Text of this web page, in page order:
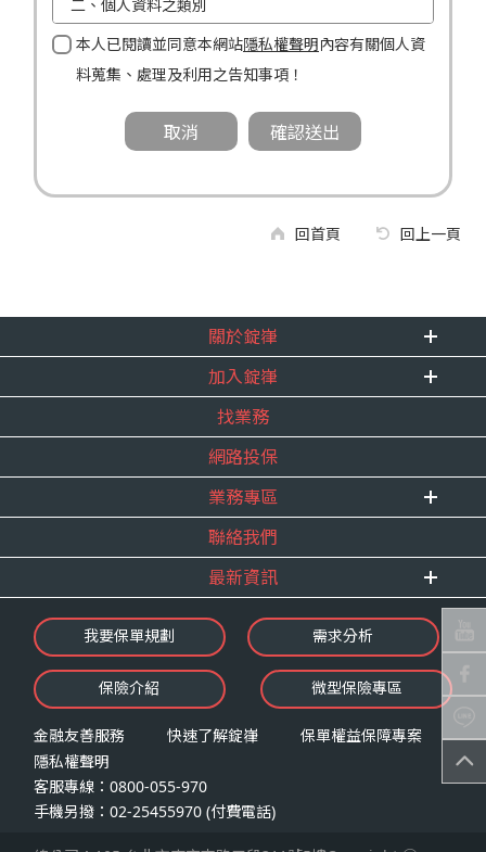
二、個人資料之類別
（一）姓名
（二）性別
三、個人資料利用之期間、地區、對象及方式
（一）期間：蒐集之目的存續期間及依法令規定
（四）方式：自動化機器或其他非自動化之方
四、當事人依個資法第三條規定得行使之權利及方
（一）當事人得行使之權利
台端就錠嵂公司向 台端所蒐集之個人資
料，得向錠嵂公司行使下列權利，除法令
另有規定或履行契約所必要外，錠嵂公司
查詢或請求閱覽。
請求製給複製本。
請求補充或更正。
請求停止蒐集、處理或利用。
請求刪除。
（二）當事人行使權利之方式
台端如欲行使上述權利時，得以書面方式
向錠嵂公司申請，申請書面送達地址：台
本人已閱讀並同意本網站隱私權聲明內容有關個人資
料蒐集、處理及利用之告知事項！
回首頁 回上一頁
關於錠嵂
企業資訊
重要事跡
得獎紀錄
服務宣言
合作夥伴
加入錠嵂
內勤招聘
精英招募
年度增員計畫
找業務
網路投保
業務專區
E 線資源網
聯絡我們
最新資訊
最新消息
錠嵂焦點
影音頻道
業務資源分享
我要保單規劃 需求分析
保險介紹 微型保險專區
金融友善服務 快速了解錠嵂
保單權益保障專案
隱私權聲明
客服專線：0800-055-970
手機另撥：02-25455970 (付費電話)